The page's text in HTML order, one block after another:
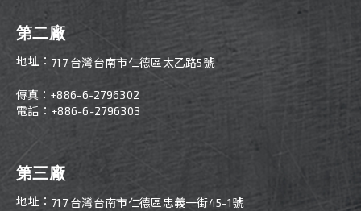
第二廠
地址： 717 台灣台南市仁德區太乙路5號
傳真： +886-6-2796302
電話：+886-6-2796303
第三廠
地址： 717 台灣台南市仁德區忠義一街45-1號